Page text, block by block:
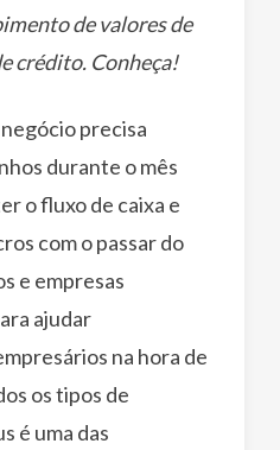
de valores de
crédito. Conheça!
precisa
durante o mês
o fluxo de caixa e
com o passar do
e empresas
ajudar
na hora de
os tipos de
é uma das